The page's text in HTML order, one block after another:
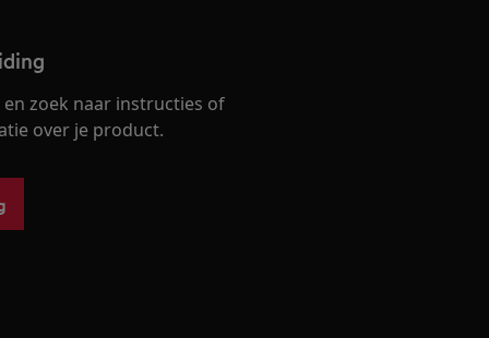
zoek naar instructies of
over je product.